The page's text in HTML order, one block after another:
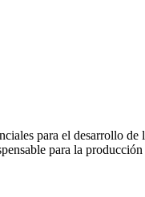
para el desarrollo
para la